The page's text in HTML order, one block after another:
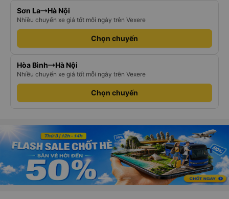
Sơn La Hà Nội
Nhiều chuyến xe giá tốt mỗi ngày trên Vexere
Chọn chuyến
Hòa Bình Hà Nội
Nhiều chuyến xe giá tốt mỗi ngày trên Vexere
Chọn chuyến